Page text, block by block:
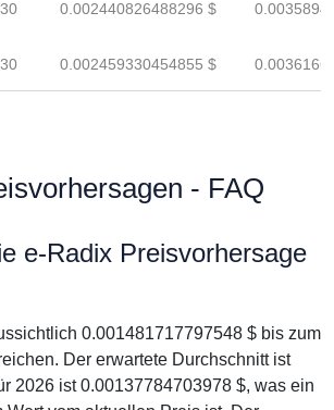
0.002440826488296 $
0.002459330454855 $
- FAQ
e-Radix Preisvorhersage
0.001481717797548 $ bis zum
Der erwartete Durchschnitt ist
2026 ist 0.00137784703978 $, was ein